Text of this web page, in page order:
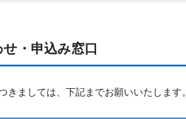
・申込み窓口
ましては、下記までお願いいたします。